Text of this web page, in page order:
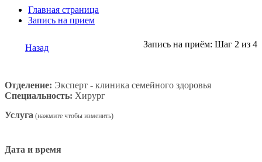
Главная страница
Запись на прием
Назад Запись на приём: Шаг 2 из 4
Отделение: Эксперт - клиника семейного здоровья
Специальность: Хирург
Услуга
Дата и время